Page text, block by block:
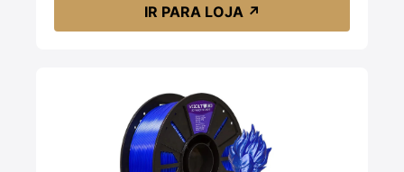
IR PARA LOJA ↗